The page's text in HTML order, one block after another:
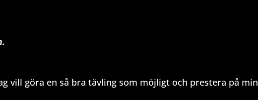
vill göra en så bra tävling som möjligt och prestera på min